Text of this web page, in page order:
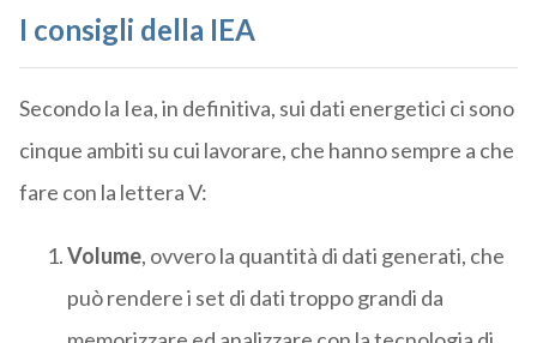
I consigli della IEA
Secondo la Iea, in definitiva, sui dati energetici ci sono
cinque ambiti su cui lavorare, che hanno sempre a che
fare con la lettera V:
Volume, ovvero la quantità di dati generati, che
può rendere i set di dati troppo grandi da